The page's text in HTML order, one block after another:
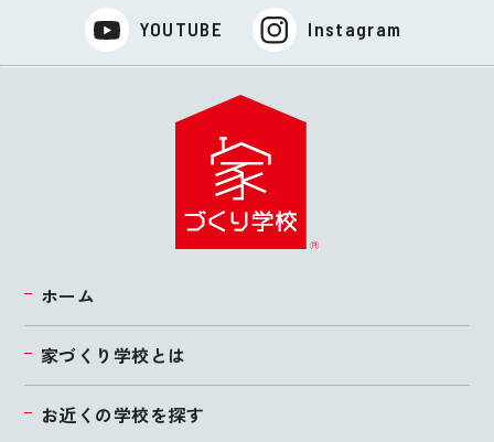
YOUTUBE Instagram
ホーム
家づくり学校とは
お近くの学校を探す